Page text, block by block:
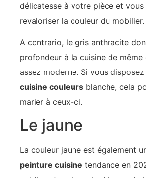
délicatesse à votre pièce et vous
revaloriser la couleur du mobilier.
A contrario, le gris anthracite
profondeur à la cuisine de même
assez moderne. Si vous
cuisine couleurs blanche, cela
marier à ceux-ci.
Le jaune
La couleur jaune est également
peinture cuisine tendance en